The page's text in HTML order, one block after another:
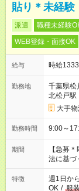
貼り＊未経験
派遣 職種未経験
WEB登録・面接OK
給与 時給
勤務地
千葉県松
北松戸駅
大手
勤務時間 9:00～
期間
【急募
法に基づ
特徴 週1日か
OK / 服